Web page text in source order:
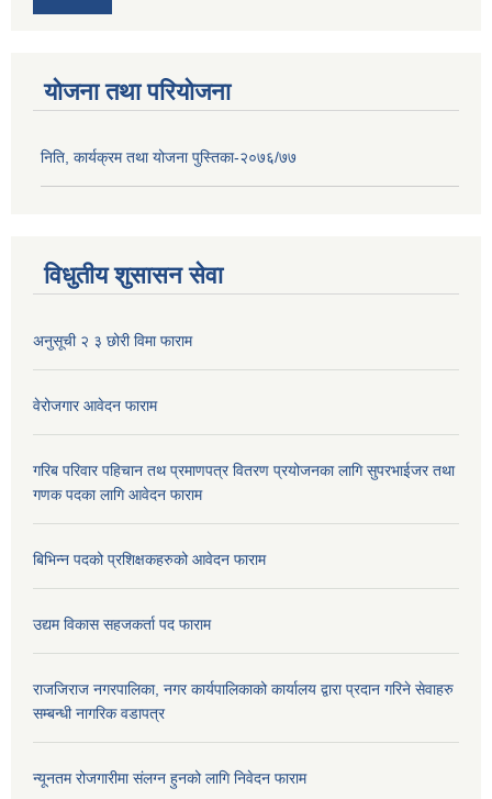
योजना तथा परियोजना
निति, कार्यक्रम तथा योजना पुस्तिका-२०७६/७७
विधुतीय शुसासन सेवा
अनुसूची २ ३ छोरी विमा फाराम
वेरोजगार आवेदन फाराम
गरिब परिवार पहिचान तथ प्रमाणपत्र वितरण प्रयोजनका लागि सुपरभाईजर तथा
गणक पदका लागि आवेदन फाराम
बिभिन्न पदको प्रशिक्षकहरुको आवेदन फाराम
उद्यम विकास सहजकर्ता पद फाराम
राजजिराज नगरपालिका, नगर कार्यपालिकाको कार्यालय द्वारा प्रदान गरिने सेवाहरु
सम्बन्धी नागरिक वडापत्र
न्यूनतम रोजगारीमा संलग्न हुनको लागि निवेदन फाराम